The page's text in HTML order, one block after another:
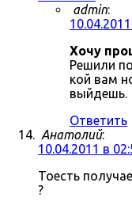
admin:
Хочу
Решили
кой вам
выйдешь.
Ответить
Анатолий:
10.04.2011 в
Тоесть
?